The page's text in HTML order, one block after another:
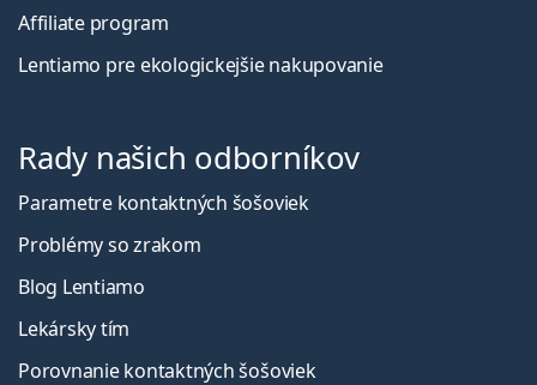
Affiliate program
Lentiamo pre ekologickejšie nakupovanie
Rady našich odborníkov
Parametre kontaktných šošoviek
Problémy so zrakom
Blog Lentiamo
Lekársky tím
Porovnanie kontaktných šošoviek